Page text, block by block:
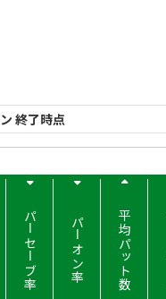
パーセーブ率 パーオン率 平均パット数